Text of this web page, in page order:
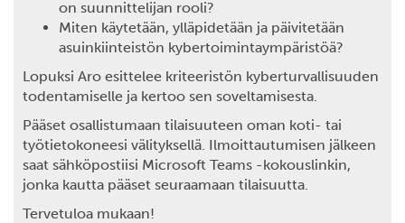
on suunnittelijan rooli?
Miten käytetään, ylläpidetään ja päivitetään
asuinkiinteistön kybertoimintaympäristöä?
Lopuksi Aro esittelee kriteeristön kyberturvallisuuden
todentamiselle ja kertoo sen soveltamisesta.
Pääset osallistumaan tilaisuuteen oman koti- tai
työtietokoneesi välityksellä. Ilmoittautumisen jälkeen
saat sähköpostiisi Microsoft Teams -kokouslinkin,
jonka kautta pääset seuraamaan tilaisuutta.
Tervetuloa mukaan!